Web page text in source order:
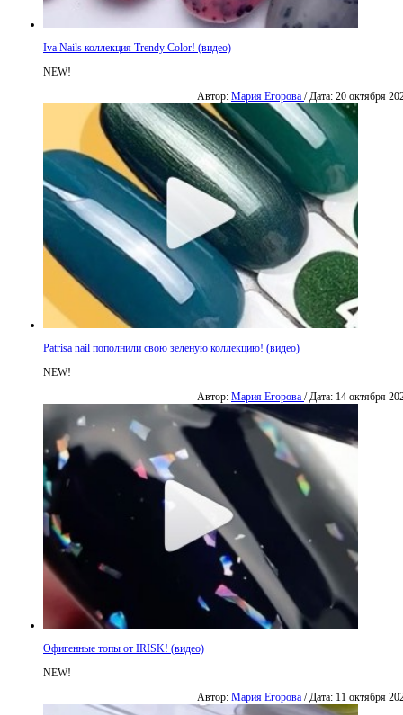
Iva Nails коллекция Trendy Color! (видео)
NEW!
Автор: Мария Егорова / Дата: 20 октября
Patrisa nail пополнили свою зеленую коллекцию! (видео)
NEW!
Автор: Мария Егорова / Дата: 14 октября
Офигенные топы от IRISK! (видео)
NEW!
Автор: Мария Егорова / Дата: 11 октября